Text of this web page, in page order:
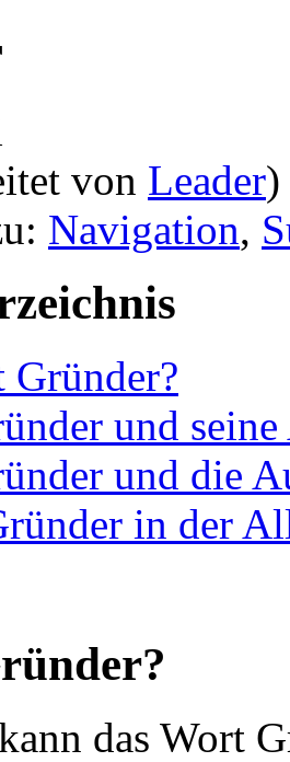
von Leader)
Navigation,
Gründer?
und
und die
in der
das Wort